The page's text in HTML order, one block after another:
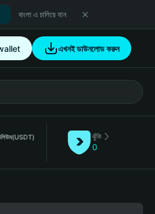
বাংলা এ চালিয়ে যান
এখনই ডাউনলোড করুন
(USDT) ঝুঁকি
0